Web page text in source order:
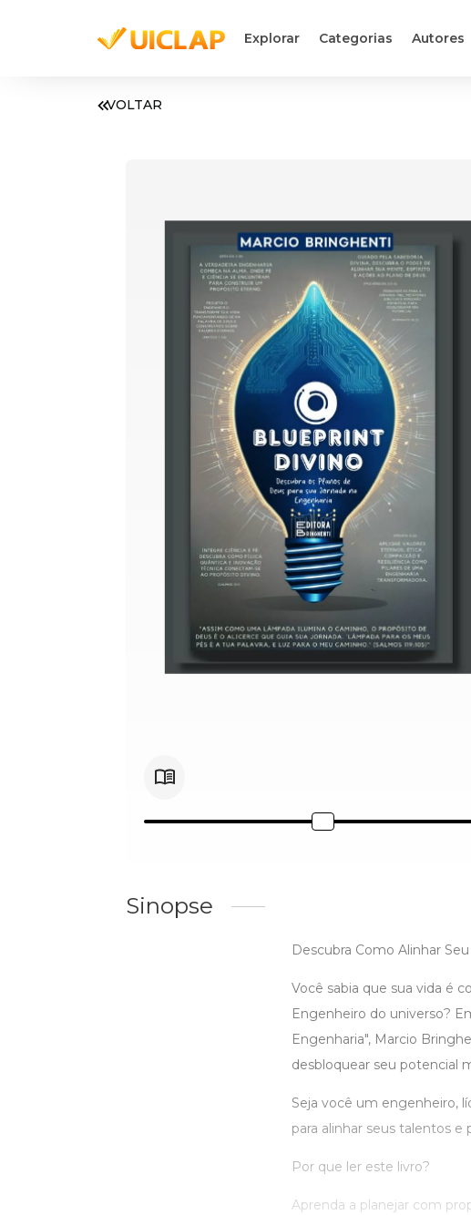
Explorar Categorias Autores
VOLTAR
Sinopse
Descubra Como Alinhar
Você sabia que sua vida é
Engenheiro do universo?
Engenharia", Marcio
desbloquear seu potencial
Seja você um engenheiro,
para alinhar seus talentos e
Por que ler este livro?
Aprenda a planejar com